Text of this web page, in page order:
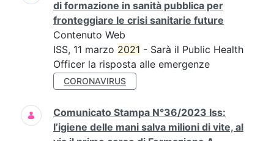
di formazione in sanità pubblica per
fronteggiare le crisi sanitarie future
Contenuto Web
ISS, 11 marzo 2021 - Sarà il Public Health
Officer la risposta alle emergenze
CORONAVIRUS
Comunicato Stampa N°36/2023 Iss:
l’igiene delle mani salva milioni di vite, al